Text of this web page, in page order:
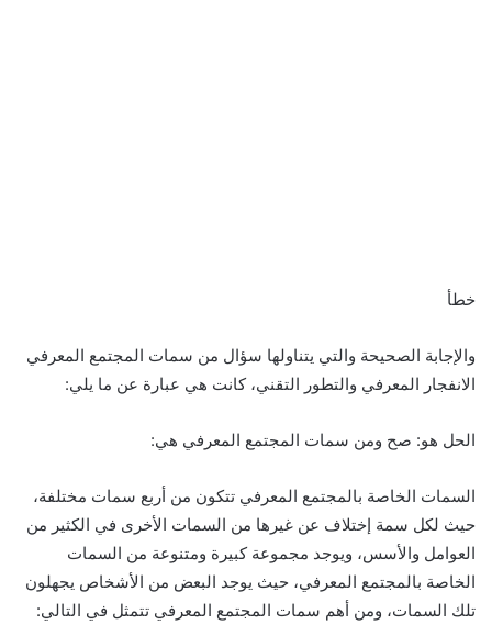
خطأ
والإجابة الصحيحة والتي يتناولها سؤال من سمات المجتمع المعرفي
الانفجار المعرفي والتطور التقني، كانت هي عبارة عن ما يلي:
الحل هو: صح ومن سمات المجتمع المعرفي هي:
السمات الخاصة بالمجتمع المعرفي تتكون من أربع سمات مختلفة،
حيث لكل سمة إختلاف عن غيرها من السمات الأخرى في الكثير من
العوامل والأسس، ويوجد مجموعة كبيرة ومتنوعة من السمات
الخاصة بالمجتمع المعرفي، حيث يوجد البعض من الأشخاص يجهلون
تلك السمات، ومن أهم سمات المجتمع المعرفي تتمثل في التالي: